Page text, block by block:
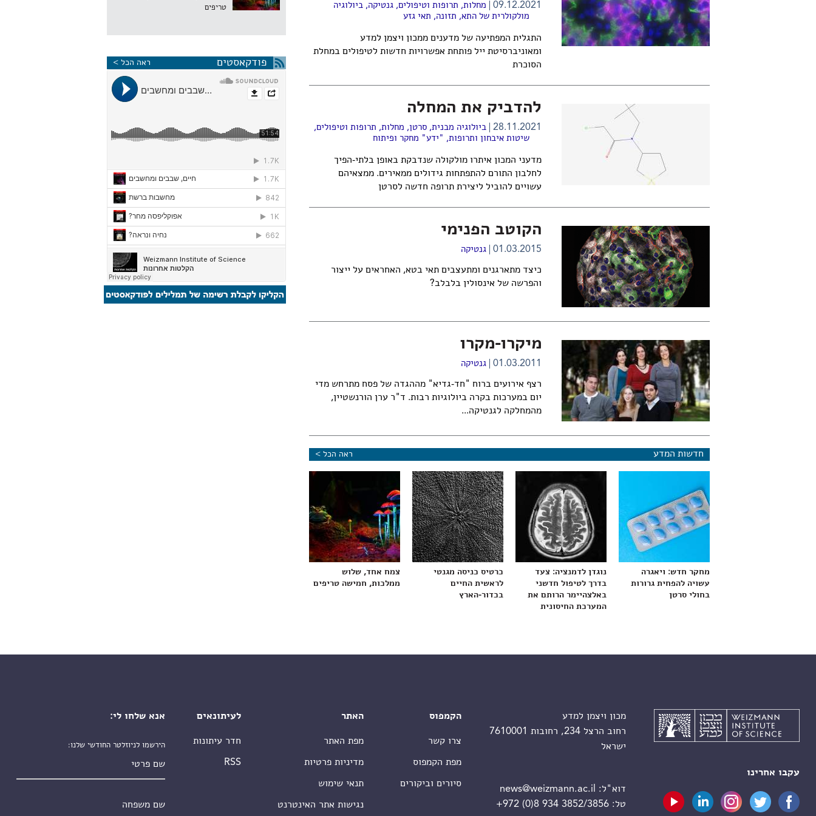
09.12.2021 מחלות, תרופות וטיפולים,גנטיקה,ביולוגיה
מולקולרית של התא, תזונה, תאי גזע
התגלית המפתיעה של מדענים ממכון ויצמן למדע
ומאוניברסיטת ייל פותחת אפשרויות חדשות לטיפולים במחלת
הסוכרת
להדביק את המחלה
28.11.2021 ביולוגיה מבנית,סרטן, מחלות, תרופות וטיפולים,
שיטות איבחון ותרופות, "ידע" מחקר ופיתוח
מדעני המכון איתרו מולקולה שנדבקת באופן בלתי-הפיך
לחלבון התורם להתפתחות גידולים ממאירים. ממצאיהם
עשויים להוביל ליצירת תרופה חדשה לסרטן
הקוטב הפנימי
01.03.2015 גנטיקה
כיצד מתארגנים ומתעצבים תאי בטא, האחראים על ייצור
והפרשה של אינסולין בלבלב?
מיקרו-מקרו
01.03.2011 גנטיקה
רצף אירועים ברוח "חד-גדיא" מההגדה של פסח מתרחש מדי
יום במערכות בקרה ביולוגיות רבות. ד"ר ערן הורנשטיין,
מהמחלקה לגנטיקה...
חדשות המדע ראה הכל >
מחקר חדש: ויאגרה
עשויה להפחית גרורות
בחולי סרטן
נוגדן לדמנציה: צעד
בדרך לטיפול חדשני
באלצהיימר הרותם את
המערכת החיסונית
כרטיס כניסה מגנטי
לראשית החיים
בכדור-הארץ
צמח אחד, שלוש
ממלכות, חמישה טריפים
טריפים
פודקאסטים ראה הכל >
עקבו אחרינו
מכון ויצמן למדע
רחוב הרצל 234, רחובות 7610001
ישראל
דוא"ל:
news@weizmann.ac.il
טל:+972 (0)8 934 3852/3856
הקמפוס
צרו קשר
מפת הקמפוס
סיורים וביקורים
האתר
מפת האתר
מדיניות פרטיות
תנאי שימוש
נגישות אתר האינטרנט
לעיתונאים
חדר עיתונות
RSS
אנא שלחו לי:
הירשמו לניוזלטר החודשי שלנו: